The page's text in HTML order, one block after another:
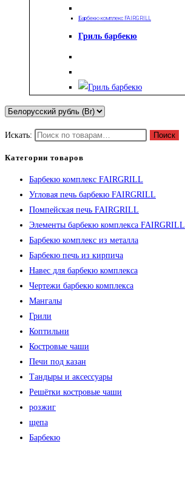
Барбекю комплекс FAIRGRILL
Гриль барбекю
Искать: Поиск
Категории товаров
Барбекю комплекс FAIRGRILL
Угловая печь барбекю FAIRGRILL
Помпейская печь FAIRGRILL
Элементы барбекю комплекса FAIRGRILL
Барбекю комплекс из металла
Барбекю печь из кирпича
Навес для барбекю комплекса
Чертежи барбекю комплекса
Мангалы
Грили
Коптильни
Костровые чаши
Печи под казан
Тандыры и аксессуары
Решётки костровые чаши
розжиг
щепа
Барбекю